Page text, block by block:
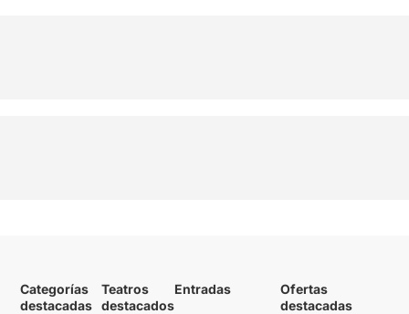
Categorías
destacadas
Teatros
destacados
Entradas
Ofertas
destacadas